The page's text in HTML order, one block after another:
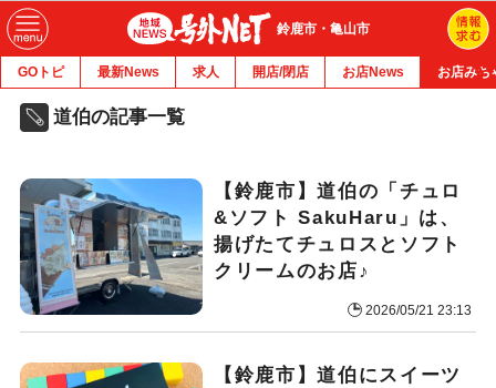
鈴鹿市・亀山市
GOトピ 最新News 求人 開店/閉店 お店News お店みち
道伯の記事一覧
【鈴鹿市】道伯の「チュロ
&ソフト SakuHaru」は、
揚げたてチュロスとソフト
クリームのお店♪
2026/05/21 23:13
【鈴鹿市】道伯にスイーツ